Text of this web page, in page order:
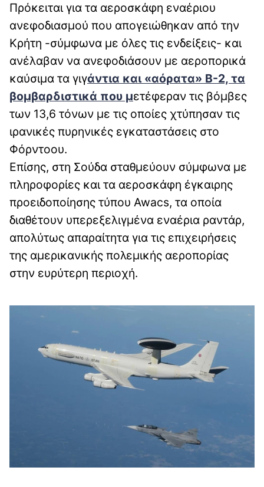
Πρόκειται για τα αεροσκάφη εναέριου
ανεφοδιασμού που απογειώθηκαν από την
Κρήτη -σύμφωνα με όλες τις ενδείξεις- και
ανέλαβαν να ανεφοδιάσουν με αεροπορικά
καύσιμα τα γιγάντια και «αόρατα» B-2, τα
βομβαρδιστικά που μετέφεραν τις βόμβες
των 13,6 τόνων με τις οποίες χτύπησαν τις
ιρανικές πυρηνικές εγκαταστάσεις στο
Φόρντοου.
Επίσης, στη Σούδα σταθμεύουν σύμφωνα με
πληροφορίες και τα αεροσκάφη έγκαιρης
προειδοποίησης τύπου Awacs, τα οποία
διαθέτουν υπερεξελιγμένα εναέρια ραντάρ,
απολύτως απαραίτητα για τις επιχειρήσεις
της αμερικανικής πολεμικής αεροπορίας
στην ευρύτερη περιοχή.